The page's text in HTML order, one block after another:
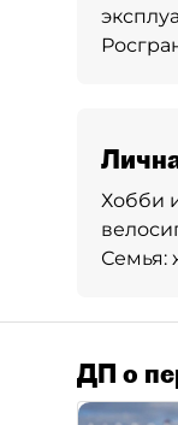
Хобби
Семья:
ДП о